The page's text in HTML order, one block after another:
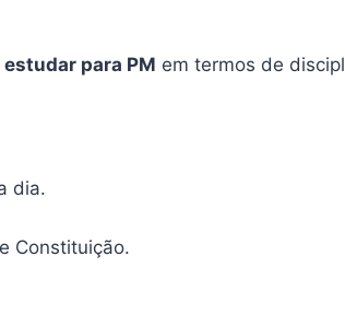
estudar para PM em termos de
dia.
Constituição.